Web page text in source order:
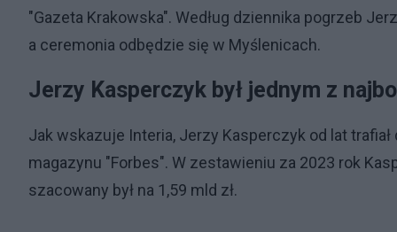
"Gazeta Krakowska". Według dziennika pogrzeb
a ceremonia odbędzie się w Myślenicach.
Jerzy Kasperczyk był jednym z
Jak wskazuje Interia, Jerzy Kasperczyk od lat
magazynu "Forbes". W zestawieniu za 2023 rok
szacowany był na 1,59 mld zł.